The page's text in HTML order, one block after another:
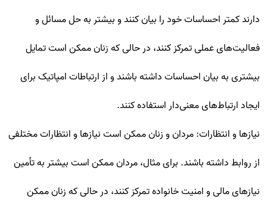
دارند کمتر احساسات خود را بیان کنند و بیشتر به حل مسائل و
فعالیت‌های عملی تمرکز کنند، در حالی که زنان ممکن است تمایل
بیشتری به بیان احساسات داشته باشند و از ارتباطات امپاتیک برای
ایجاد ارتباط‌های معنی‌دار استفاده کنند.
نیازها و انتظارات: مردان و زنان ممکن است نیازها و انتظارات مختلفی
از روابط داشته باشند. برای مثال، مردان ممکن است بیشتر به تأمین
نیازهای مالی و امنیت خانواده تمرکز کنند، در حالی که زنان ممکن